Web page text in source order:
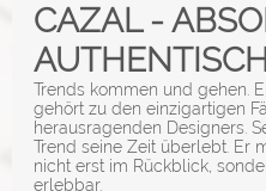
CAZAL -
AUTHENTISCH
Trends kommen und gehen.
gehört zu den einzigartigen
herausragenden Designers.
Trend seine Zeit überlebt. Er
nicht erst im Rückblick,
erlebbar.